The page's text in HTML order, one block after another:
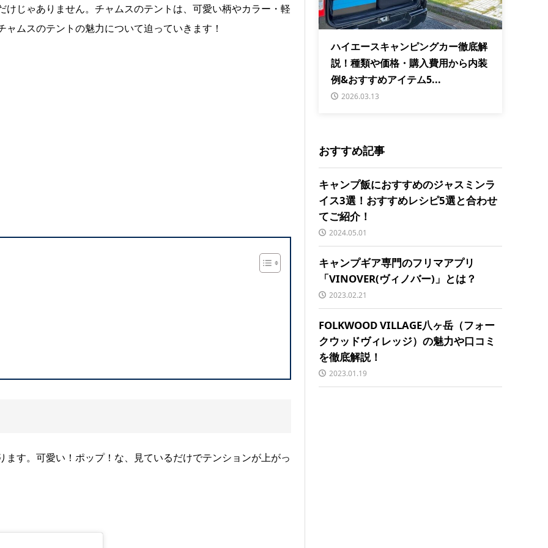
じゃありません。チャムスのテントは、可愛い柄やカラー・軽
ムスのテントの魅力について迫っていきます！
す。可愛い！ポップ！な、見ているだけでテンションが上がっ
ハイエースキャンピングカー徹底解
説！種類や価格・購入費用から内装
例&おすすめアイテム5...
2026.03.13
おすすめ記事
キャンプ飯におすすめのジャスミンラ
イス3選！おすすめレシピ5選と合わせ
てご紹介！
2024.05.01
キャンプギア専門のフリマアプリ
「VINOVER(ヴィノバー)」とは？
2023.02.21
FOLKWOOD VILLAGE八ヶ岳（フォー
クウッドヴィレッジ）の魅力や口コミ
を徹底解説！
2023.01.19